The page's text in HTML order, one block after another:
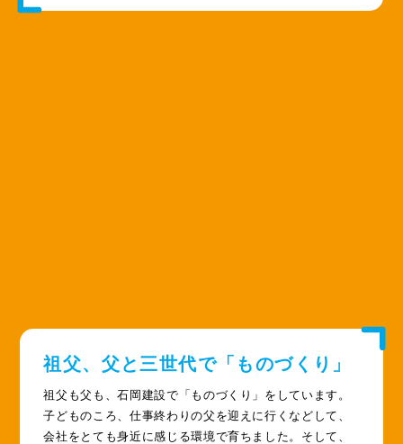
祖父、父と三世代で「ものづくり」
祖父も父も、石岡建設で「ものづくり」をしています。
子どものころ、仕事終わりの父を迎えに行くなどして、
会社をとても身近に感じる環境で育ちました。そして、